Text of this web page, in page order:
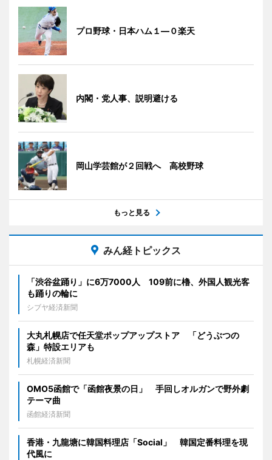
プロ野球・日本ハム１―０楽天
内閣・党人事、説明避ける
岡山学芸館が２回戦へ 高校野球
もっと見る
みん経トピックス
「渋谷盆踊り」に6万7000人 109前に櫓、外国人観光客
も踊りの輪に
シブヤ経済新聞
大丸札幌店で任天堂ポップアップストア 「どうぶつの
森」特設エリアも
札幌経済新聞
OMO5函館で「函館夜景の日」 手回しオルガンで野外劇
テーマ曲
函館経済新聞
香港・九龍塘に韓国料理店「Social」 韓国定番料理を現
代風に